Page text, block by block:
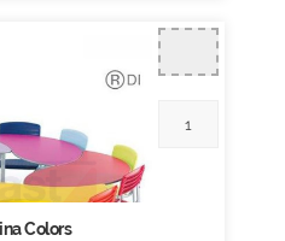
Colors